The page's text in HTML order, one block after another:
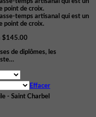
$145.00
de diplômes, les
Effacer
- Saint Charbel